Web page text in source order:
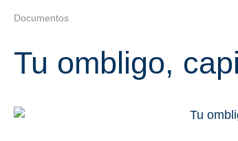
Documentos
Tu ombligo,